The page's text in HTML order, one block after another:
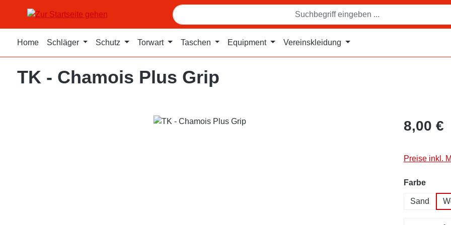
Hauptinhalt springen
Zur Suche springen
Zur Hauptnavigation springen
Home Schläger Schutz Torwart Taschen Equipment Vereinskleidung
TK - Chamois Plus Grip
8,00 €
Preise inkl.
Farbe
Sand